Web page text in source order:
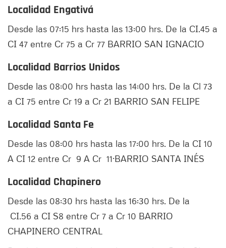
Localidad Engativá
Desde las 07:15 hrs hasta las 13:00 hrs. De la CI.45 a
CI 47 entre Cr 75 a Cr 77 BARRIO SAN IGNACIO
Localidad Barrios Unidos
Desde las 08:00 hrs hasta las 14:00 hrs. De la Cl 73
a CI 75 entre Cr 19 a Cr 21 BARRIO SAN FELIPE
Localidad Santa Fe
Desde las 08:00 hrs hasta las 17:00 hrs. De la CI 10
A CI 12 entre Cr 9 A Cr 11·BARRIO SANTA INÉS
Localidad Chapinero
Desde las 08:30 hrs hasta las 16:30 hrs. De la
CI.56 a CI S8 entre Cr 7 a Cr 10 BARRIO
CHAPINERO CENTRAL